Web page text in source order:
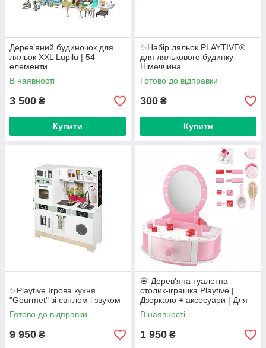
Дерев’яний будиночок для
ляльок XXL Lupilu | 54
елементи
В наявності
3 500 ₴
Купити
✨Набір ляльок PLAYTIVE®
для лялькового будинку
Німеччина
Готово до відправки
300 ₴
Купити
✨Playtive Ігрова кухня
"Gourmet" зі світлом і звуком
Готово до відправки
9 950 ₴
🌸 Дерев’яна туалетна
столик-іграшка Playtive |
Дзеркало + аксесуари | Для
дітей 3+
В наявності
1 950 ₴